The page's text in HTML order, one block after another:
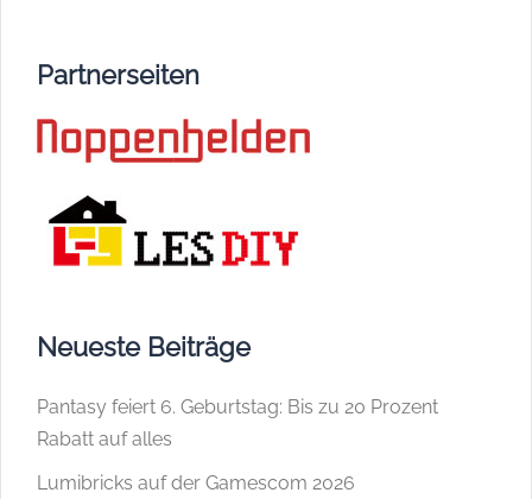
Partnerseiten
Neueste Beiträge
Pantasy feiert 6. Geburtstag: Bis zu 20 Prozent
Rabatt auf alles
Lumibricks auf der Gamescom 2026